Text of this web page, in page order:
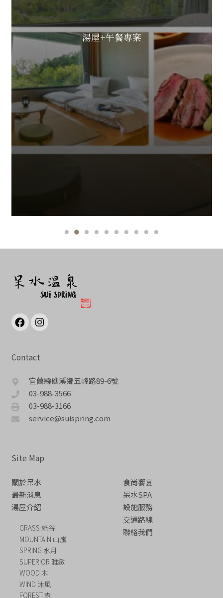
湯屋+午餐專案
Contact
宜蘭縣礁溪鄉五峰路89-6號
03-988-3566
03-988-3166
service@suispring.com
Site Map
關於呆水
最新消息
湯屋介紹
GRASS 綠谷
MOUNTAIN 山嵐
SPRING 水月
SUPERIOR 雅緻
WOOD 木
WIND 沐風
FOREST 森
食尚饗宴
呆水SPA
設施服務
交通路線
聯絡我們